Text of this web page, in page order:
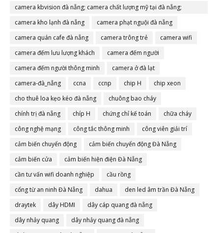
camera kbvision đà nẵng; camera chất lượng mỹ tại đà nẵng;
camera đà nẵng
camera kho lạnh đà nẵng
camera phạt nguội đà nẵng
camera quán cafe đà nẵng
camera trông trẻ
camera wifi
camera đếm lưu lượng khách
camera đếm người
camera đếm người thông minh
camera ở đà lạt
camera-đà_nẵng
ccna ccnp chip H
chip xeon
cho thuê loa kẹo kéo đà nẵng
chuông bao cháy
chính trị đà nẵng
chíp H chứng chỉ kế toán
chữa cháy
công nghệ mạng
công tắc thông minh
công viên giải trí
cảm biến chuyển động
cảm biến chuyển động Đà Nẵng
cảm biến cửa
cảm biến hiện điện Đà Nẵng
cần tư vấn wifi doanh nghiệp
cầu rồng
cổng từ an ninh Đà Nẵng
dahua
den led âm trần Đà Nẵng
draytek
dây HDMI
dây cáp quang đà nẵng
dây nhảy quang
dây nhảy quang đà nẵng